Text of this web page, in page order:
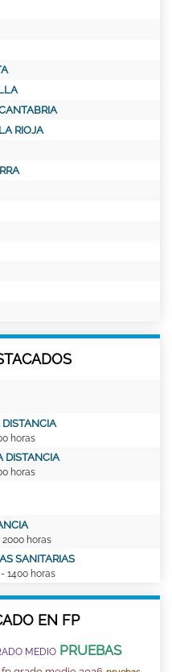
RIOJA
horas
DISTANCIA
horas
2000 horas
SANITARIAS
- 1400 horas
EN FP
MEDIO PRUEBAS